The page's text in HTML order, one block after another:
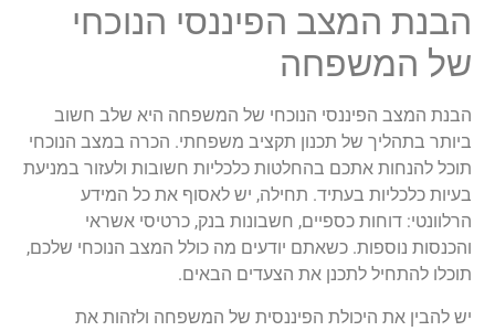
הבנת המצב הפיננסי הנוכחי
של המשפחה
הבנת המצב הפיננסי הנוכחי של המשפחה היא שלב חשוב
ביותר בתהליך של תכנון תקציב משפחתי. הכרה במצב הנוכחי
תוכל להנחות אתכם בהחלטות כלכליות חשובות ולעזור במניעת
בעיות כלכליות בעתיד. תחילה, יש לאסוף את כל המידע
הרלוונטי: דוחות כספיים, חשבונות בנק, כרטיסי אשראי
והכנסות נוספות. כשאתם יודעים מה כולל המצב הנוכחי שלכם,
תוכלו להתחיל לתכנן את הצעדים הבאים.
יש להבין את היכולת הפיננסית של המשפחה ולזהות את